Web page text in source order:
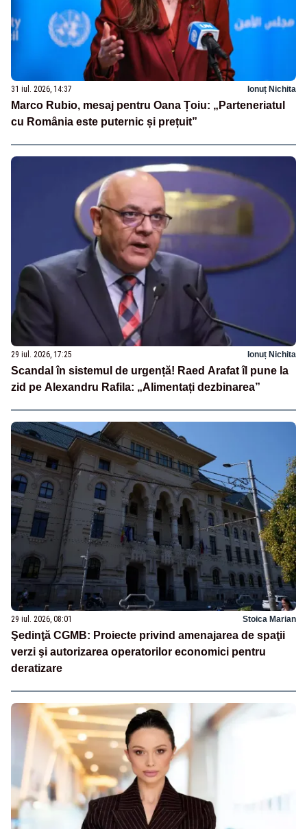
31 iul. 2026, 14:37 Ionuț Nichita
Marco Rubio, mesaj pentru Oana Țoiu: „Parteneriatul
cu România este puternic și prețuit”
29 iul. 2026, 17:25 Ionuț Nichita
Scandal în sistemul de urgență! Raed Arafat îl pune la
zid pe Alexandru Rafila: „Alimentați dezbinarea”
29 iul. 2026, 08:01 Stoica Marian
Şedinţă CGMB: Proiecte privind amenajarea de spaţii
verzi şi autorizarea operatorilor economici pentru
deratizare